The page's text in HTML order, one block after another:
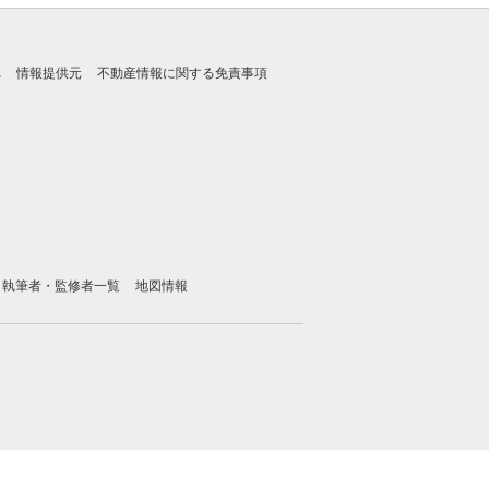
情報提供元 不動産情報に関する免責事項
執筆者・監修者一覧 地図情報